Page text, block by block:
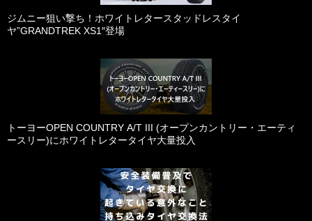
ジムニー狙い撃ち！ホワイトレタースタッドレスタイ
ヤ”GRANDTREK XS1″登場
トーヨーOPEN COUNTRY A/T III (オープンカントリー・エーティ
ースリー)にホワイトレタータイヤ大量投入